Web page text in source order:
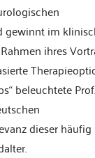
gewinnt im
ihres
beleuchtete
dieser häufig